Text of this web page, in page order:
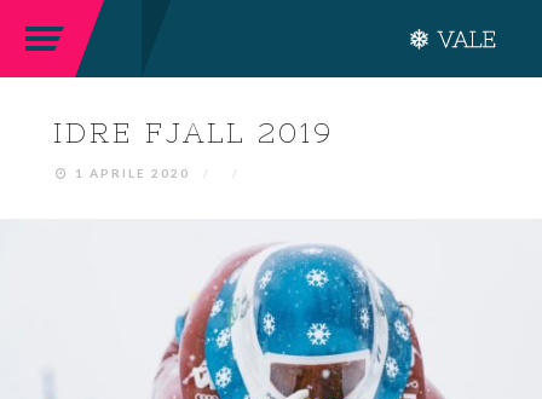
IDRE FJALL 2019
1 APRILE 2020 / /